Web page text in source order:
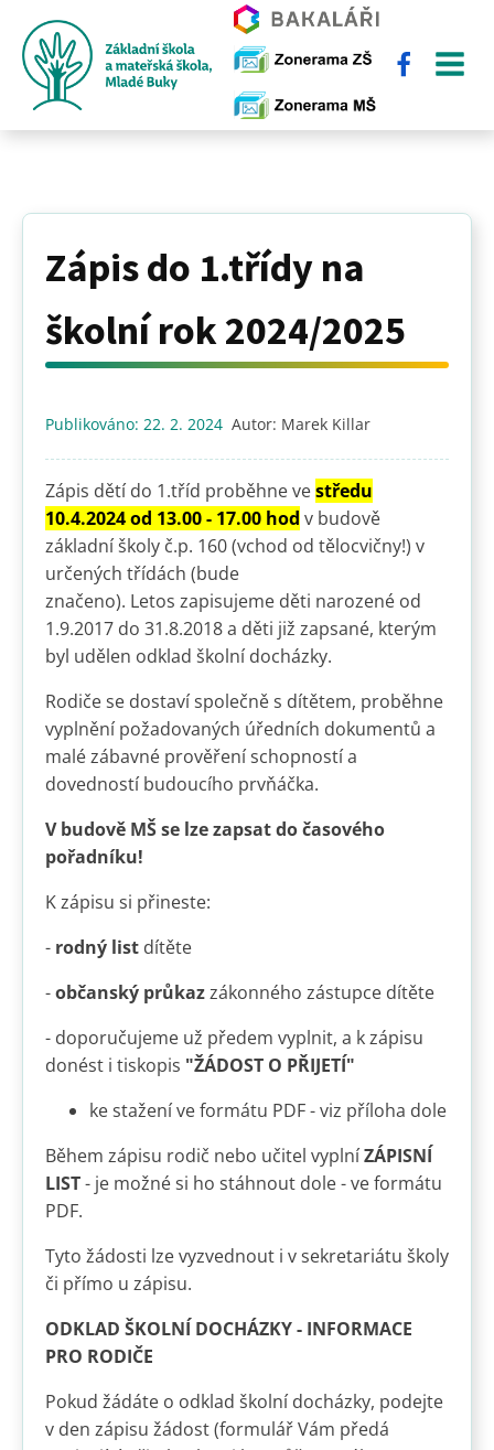
Zápis do 1.třídy na
školní rok 2024/2025
Publikováno: 22. 2. 2024 Autor: Marek Killar
Zápis dětí do 1.tříd proběhne vestředu
10.4.2024 od 13.00 - 17.00 hod v budově
základní školy č.p. 160 (vchod od tělocvičny!) v
určených třídách (bude
značeno). Letos zapisujeme děti narozené od
1.9.2017 do 31.8.2018 a děti již zapsané, kterým
byl udělen odklad školní docházky.
Rodiče se dostaví společně s dítětem, proběhne
vyplnění požadovaných úředních dokumentů a
malé zábavné prověření schopností a
dovedností budoucího prvňáčka.
V budově MŠ se lze zapsat do časového
pořadníku!
K zápisu si přineste:
- rodný list dítěte
-občanský průkazzákonného zástupce dítěte
- doporučujeme už předem vyplnit, a k zápisu
donést i tiskopis "ŽÁDOST O PŘIJETÍ"
ke stažení ve formátu PDF - viz příloha dole
Během zápisu rodič nebo učitel vyplníZÁPISNÍ
LIST- je možné si ho stáhnout dole - ve formátu
PDF.
Tyto žádosti lze vyzvednout i v sekretariátu školy
či přímo u zápisu.
ODKLAD ŠKOLNÍ DOCHÁZKY - INFORMACE
PRO RODIČE
Pokud žádáte o odklad školní docházky, podejte
v den zápisu žádost (formulář Vám předá